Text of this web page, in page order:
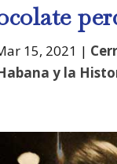
15, 2021 |
y la